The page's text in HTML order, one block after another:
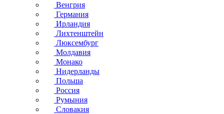
Венгрия
Германия
Ирландия
Лихтенштейн
Люксембург
Молдавия
Монако
Нидерланды
Польша
Россия
Румыния
Словакия